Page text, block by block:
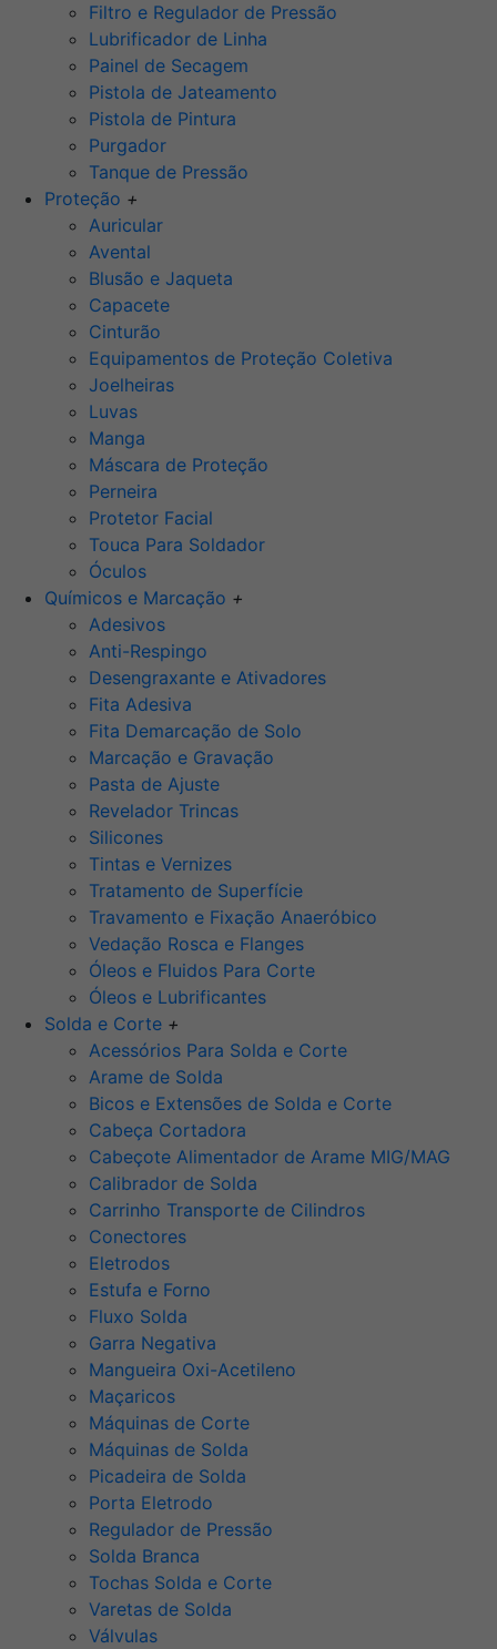
Filtro e Regulador de Pressão
Lubrificador de Linha
Painel de Secagem
Pistola de Jateamento
Pistola de Pintura
Purgador
Tanque de Pressão
Proteção +
Auricular
Avental
Blusão e Jaqueta
Capacete
Cinturão
Equipamentos de Proteção Coletiva
Joelheiras
Luvas
Manga
Máscara de Proteção
Perneira
Protetor Facial
Touca Para Soldador
Óculos
Químicos e Marcação +
Adesivos
Anti-Respingo
Desengraxante e Ativadores
Fita Adesiva
Fita Demarcação de Solo
Marcação e Gravação
Pasta de Ajuste
Revelador Trincas
Silicones
Tintas e Vernizes
Tratamento de Superfície
Travamento e Fixação Anaeróbico
Vedação Rosca e Flanges
Óleos e Fluidos Para Corte
Óleos e Lubrificantes
Solda e Corte +
Acessórios Para Solda e Corte
Arame de Solda
Bicos e Extensões de Solda e Corte
Cabeça Cortadora
Cabeçote Alimentador de Arame MIG/MAG
Calibrador de Solda
Carrinho Transporte de Cilindros
Conectores
Eletrodos
Estufa e Forno
Fluxo Solda
Garra Negativa
Mangueira Oxi-Acetileno
Maçaricos
Máquinas de Corte
Máquinas de Solda
Picadeira de Solda
Porta Eletrodo
Regulador de Pressão
Solda Branca
Tochas Solda e Corte
Varetas de Solda
Válvulas